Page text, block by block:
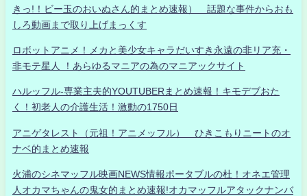
きっ!！ビー玉のおいぬさん的まとめ速報） 話題な事件からおも
しろ動画まで取り上げまっくす
ロボットアニメ！メカと美少女キャラだいすき永遠の非リア充・
非モテ星人 ！あらゆるマニアの為のマニアックサイト
ハルッフル-専業主夫的YOUTUBERまとめ速報！キモデブおた
く！初老人の介護生活！激動の1750日
アニゲタレスト（元祖！アニメッフル） ひきこもりニートのオ
ナベ的まとめ速報
火浦のシネマッフル映画NEWS情報ポータブルの杜！オネエ管理
人オカマちゃんの鬼女的まとめ速報!オカマッフルアタックナンバ